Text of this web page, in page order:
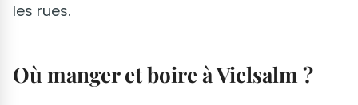
les rues.
Où manger et boire à Vielsalm ?